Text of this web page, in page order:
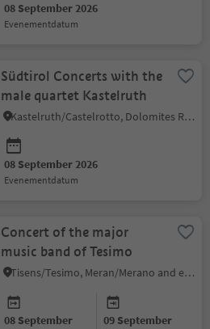
08 September 2026
evenementdatum
Südtirol Concerts with the
male quartet Kastelruth
Kastelruth/Castelrotto, Dolomites Region Seiser Alm
08 September 2026
evenementdatum
Concert of the major
music band of Tesimo
Tisens/Tesimo, Meran/Merano and environs
08 September
09 September